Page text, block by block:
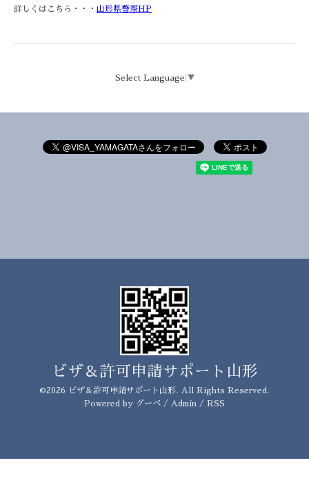
詳しくはこちら・・・ 山形県警察HP
Select Language ▼
ビザ＆許可申請サポート山形
©2026 ビザ＆許可申請サポート山形. All Rights Reserved.
Powered by グーペ / Admin / RSS